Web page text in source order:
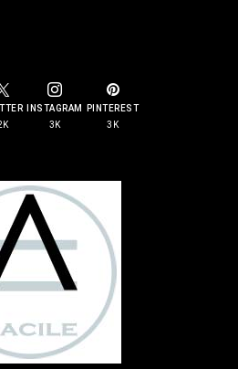
INSTAGRAM
3K
PINTEREST
3K